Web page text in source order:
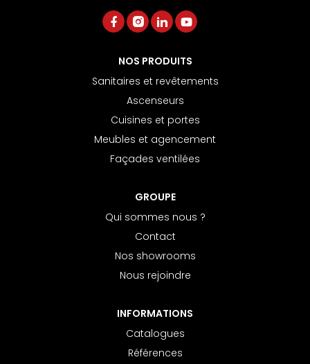
NOS PRODUITS
Sanitaires et revêtements
Ascenseurs
Cuisines et portes
Meubles et agencement
Façades ventilées
GROUPE
Qui sommes nous ?
Contact
Nos showrooms
Nous rejoindre
INFORMATIONS
Catalogues
Références